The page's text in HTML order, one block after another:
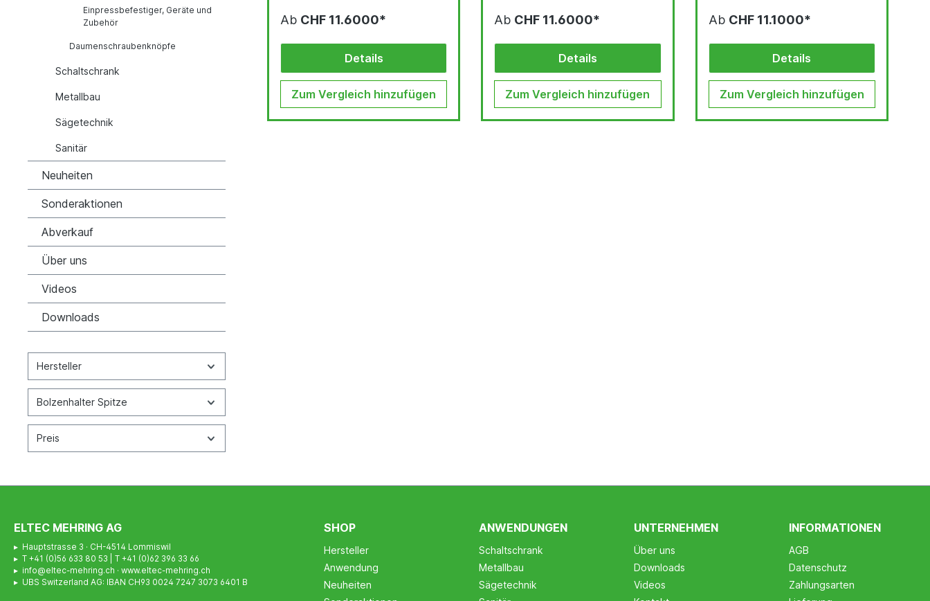
Einpressbefestiger, Geräte und
Zubehör
Daumenschraubenknöpfe
Schaltschrank
Metallbau
Sägetechnik
Sanitär
Neuheiten
Sonderaktionen
Abverkauf
Über uns
Videos
Downloads
Hersteller
Bolzenhalter Spitze
Preis
Ab CHF 11.6000*
Details
Zum Vergleich hinzufügen
Ab CHF 11.6000*
Details
Zum Vergleich hinzufügen
Ab CHF 11.1000*
Details
Zum Vergleich hinzufügen
ELTEC MEHRING AG
▸ Hauptstrasse 3 · CH-4514 Lommiswil
▸ T +41 (0)56 633 80 53 | T +41 (0)62 396 33 66
▸ info@eltec-mehring.ch · www.eltec-mehring.ch
▸ UBS Switzerland AG: IBAN CH93 0024 7247 3073 6401 B
SHOP
Hersteller
Anwendung
Neuheiten
ANWENDUNGEN
Schaltschrank
Metallbau
Sägetechnik
UNTERNEHMEN
Über uns
Downloads
Videos
INFORMATIONEN
AGB
Datenschutz
Zahlungsarten